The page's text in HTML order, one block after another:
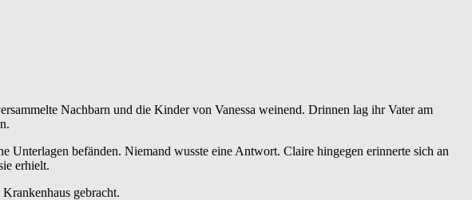
Nachbarn und die Kinder von Vanessa weinend. Drinnen lag ihr Vater am
Unterlagen befänden. Niemand wusste eine Antwort. Claire hingegen erinnerte sich an
erhielt.
gebracht.